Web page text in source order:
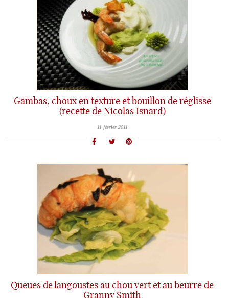
Gambas, choux en texture et bouillon de réglisse
(recette de Nicolas Isnard)
11 février 2011
Queues de langoustes au chou vert et au beurre de
Granny Smith